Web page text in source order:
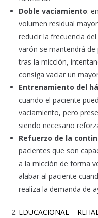
Doble vaciamiento:
volumen residual
reducir la frecuencia
varón se mantendrá
tras la micción,
consiga vaciar un
Entrenamiento del
cuando el paciente
vaciamiento, pero
siendo necesario
Refuerzo de la
pacientes que son
a la micción de forma
alabar al paciente
realiza la demanda de
EDUCACIONAL –